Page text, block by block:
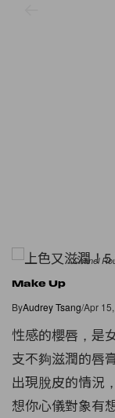
Chanel
Make Up
ByAudrey Tsang/Apr
性感的櫻唇，是
支不夠滋潤的唇
出現脫皮的情況
想你心儀對象有